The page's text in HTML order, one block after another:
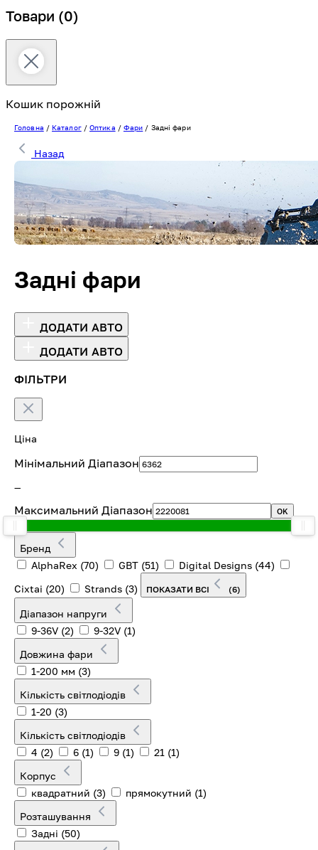
Товари (0)
Кошик порожній
Головна / Каталог/Оптика / Фари / Задні фари
Назад
Задні фари
ДОДАТИ АВТО
ДОДАТИ АВТО
ФІЛЬТРИ
Ціна
Мінімальний Діапазон
—
Максимальний Діапазон OK
Бренд
AlphaRex (70) GBT (51) Digital Designs (44)
Cixtai (20) Strands (3) ПОКАЗАТИ ВСІ (6)
Діапазон напруги
9-36V (2) 9-32V (1)
Довжина фари
1-200 мм (3)
Кількість світлодіодів
1-20 (3)
Кількість світлодіодів
4 (2) 6 (1) 9 (1) 21 (1)
Корпус
квадратний (3) прямокутний (1)
Розташування
Задні (50)